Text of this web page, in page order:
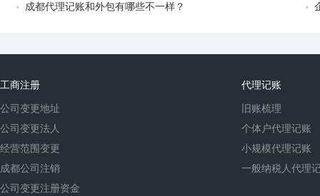
成都代理记账和外包有哪些不一样？
工商注册
公司变更地址
公司变更法人
经营范围变更
成都公司注销
公司变更注册资金
代理记账
旧账梳理
个体户代理记账
小规模代理记账
一般纳税人代理